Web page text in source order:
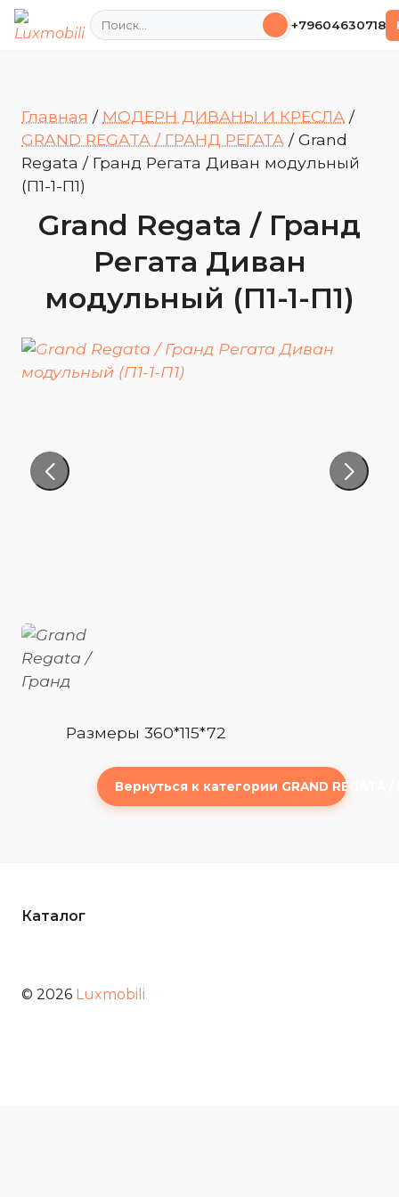
Поиск +79604630718
Главная / МОДЕРН ДИВАНЫ И КРЕСЛА /
GRAND REGATA / ГРАНД РЕГАТА /Grand
Regata / Гранд Регата Диван модульный
(П1-1-П1)
Grand Regata / Гранд
Регата Диван
модульный (П1-1-П1)
Размеры 360*115*72
Вернуться к категории GRAND REGATA
Каталог
© 2026 Luxmobili